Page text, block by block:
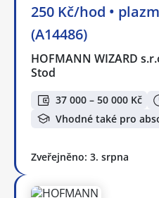
250 Kč/hod •
(A14486)
HOFMANN WIZARD
Stod
37 000 – 50 000 Kč
Vhodné také pro
Zveřejněno: 3. srpna